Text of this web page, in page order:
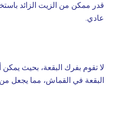
قدر ممكن من الزيت الزائد
عادي.
لا تقوم بفرك البقعة، بحيث
البقعة في القماش، مما يجعل من